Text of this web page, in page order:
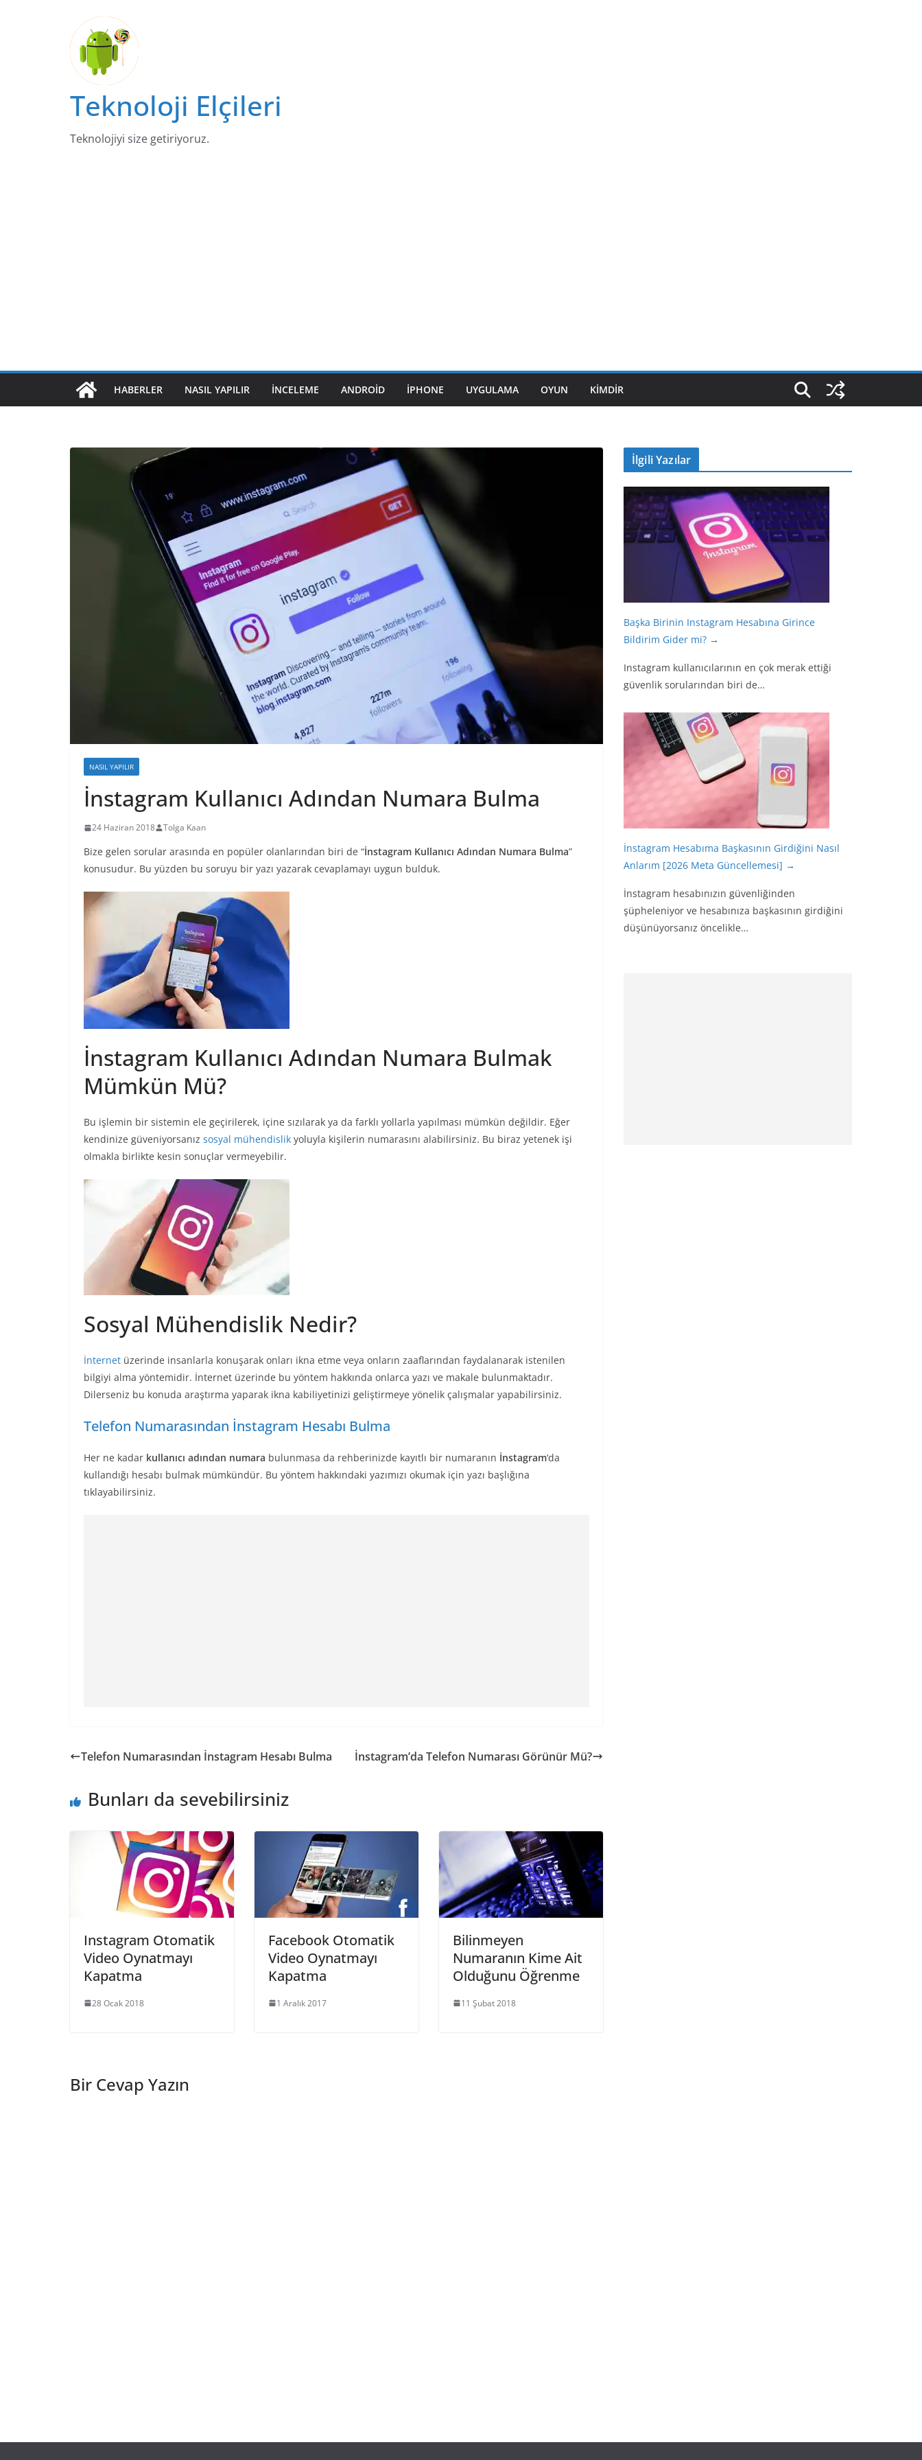
Teknoloji Elçileri
Teknolojiyi size getiriyoruz.
HABERLER NASIL YAPILIR İNCELEME ANDROID IPHONE UYGULAMA OYUN KIMDIR
NASIL YAPILIR
İnstagram Kullanıcı Adından Numara Bulma
24 Haziran 2018 Tolga Kaan
Bize gelen sorular arasında en popüler olanlarından biri de “İnstagram Kullanıcı Adından Numara Bulma”
konusudur. Bu yüzden bu soruyu bir yazı yazarak cevaplamayı uygun bulduk.
İnstagram Kullanıcı Adından Numara Bulmak
Mümkün Mü?
Bu işlemin bir sistemin ele geçirilerek, içine sızılarak ya da farklı yollarla yapılması mümkün değildir. Eğer
kendinize güveniyorsanız sosyal mühendislik yoluyla kişilerin numarasını alabilirsiniz. Bu biraz yetenek işi
olmakla birlikte kesin sonuçlar vermeyebilir.
Sosyal Mühendislik Nedir?
İnternet üzerinde insanlarla konuşarak onları ikna etme veya onların zaaflarından faydalanarak istenilen
bilgiyi alma yöntemidir. İnternet üzerinde bu yöntem hakkında onlarca yazı ve makale bulunmaktadır.
Dilerseniz bu konuda araştırma yaparak ikna kabiliyetinizi geliştirmeye yönelik çalışmalar yapabilirsiniz.
Telefon Numarasından İnstagram Hesabı Bulma
Her ne kadar kullanıcı adından numara bulunmasa da rehberinizde kayıtlı bir numaranın İnstagram‘da
kullandığı hesabı bulmak mümkündür. Bu yöntem hakkındaki yazımızı okumak için yazı başlığına
tıklayabilirsiniz.
Telefon Numarasından İnstagram Hesabı Bulma İnstagram’da Telefon Numarası Görünür Mü?
Bunları da sevebilirsiniz
Instagram Otomatik
Video Oynatmayı
Kapatma
28 Ocak 2018
Facebook Otomatik
Video Oynatmayı
Kapatma
1 Aralık 2017
Bilinmeyen
Numaranın Kime Ait
Olduğunu Öğrenme
11 Şubat 2018
Bir Cevap Yazın
İlgili Yazılar
Başka Birinin Instagram Hesabına Girince
Bildirim Gider mi? →
Instagram kullanıcılarının en çok merak ettiği
güvenlik sorularından biri de…
İnstagram Hesabıma Başkasının Girdiğini Nasıl
Anlarım [2026 Meta Güncellemesi] →
İnstagram hesabınızın güvenliğinden
şüpheleniyor ve hesabınıza başkasının girdiğini
düşünüyorsanız öncelikle…